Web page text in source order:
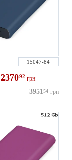
15047-84
237092 грн
395154 грн